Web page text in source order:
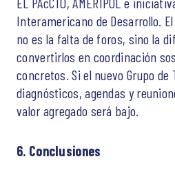
Interamericano de Desarrollo.
no es la falta de foros, sino la
convertirlos en coordinación
concretos. Si el nuevo Grupo
diagnósticos, agendas y
valor agregado será bajo.
6. Conclusiones